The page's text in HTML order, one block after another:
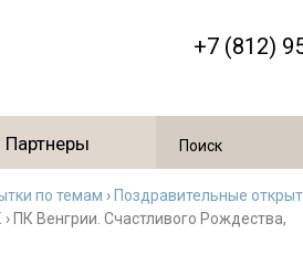
+7 (812)
Партнеры
по темам › Поздравительные
› ПК Венгрии. Счастливого Рождества,